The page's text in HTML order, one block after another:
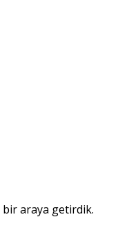
bir araya getirdik.